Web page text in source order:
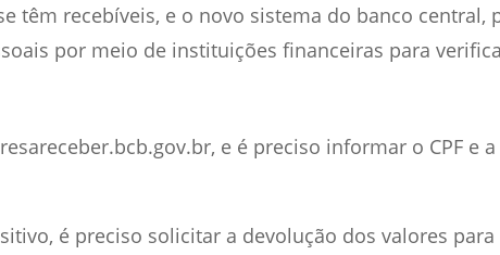
têm recebíveis, e o novo sistema do banco
por meio de instituições financeiras para
e é preciso informar o CPF e
é preciso solicitar a devolução dos valores